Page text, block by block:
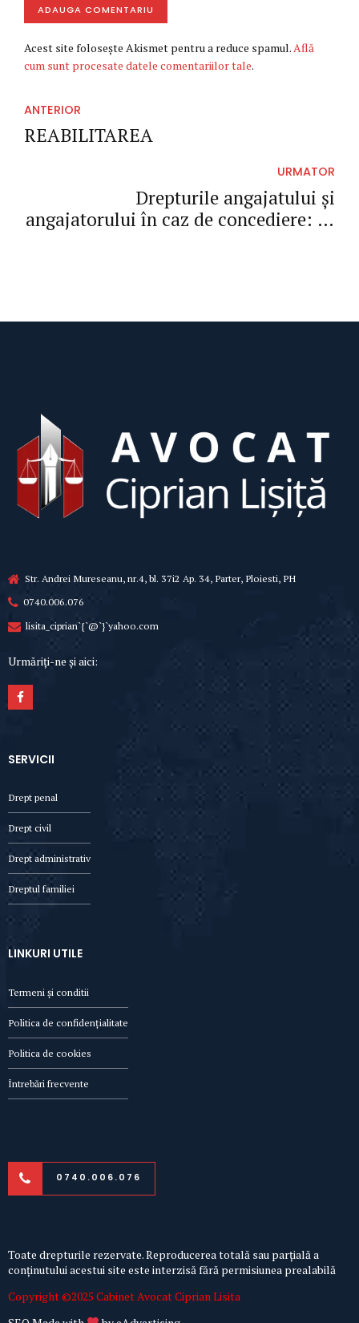
ADAUGA COMENTARIU
Acest site folosește Akismet pentru a reduce spamul. Află
cum sunt procesate datele comentariilor tale.
ANTERIOR
REABILITAREA
URMATOR
Drepturile angajatului și
angajatorului în caz de concediere: ce
Str. Andrei Mureseanu, nr.4, bl. 37i2 Ap. 34, Parter, Ploiesti, PH
0740.006.076
lisita_ciprian`{`@`}`yahoo.com
Urmăriți-ne și aici:
SERVICII
Drept penal
Drept civil
Drept administrativ
Dreptul familiei
LINKURI UTILE
Termeni și conditii
Politica de confidențialitate
Politica de cookies
Întrebări frecvente
0740.006.076
Toate drepturile rezervate. Reproducerea totală sau parțială a
conținutului acestui site este interzisă fără permisiunea prealabilă
Copyright ©2025 Cabinet Avocat Ciprian Lisita